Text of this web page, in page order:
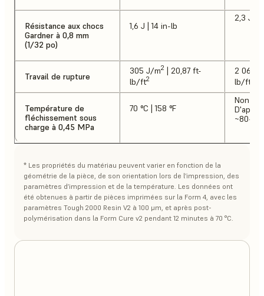
Résistance aux chocs
Gardner à 0,8 mm
(1/32 po)
1,6 J | 14 in-lb
2,3 J |
Travail de rupture
305 J/m2 | 20,87 ft-
lb/ft2
2 060
lb/ft
Température de
fléchissement sous
charge à 0,45 MPa
70 °C | 158 °F
Non
~80-90
* Les propriétés du matériau peuvent varier en fonction de la
géométrie de la pièce, de son orientation lors de l’impression, des
paramètres d’impression et de la température. Les données ont
été obtenues à partir de pièces imprimées sur la Form 4, avec les
paramètres Tough 2000 Resin V2 à 100 μm, et après post-
polymérisation dans la Form Cure v2 pendant 12 minutes à 70 °C.